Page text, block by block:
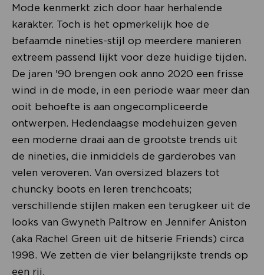
Mode kenmerkt zich door haar herhalende
karakter. Toch is het opmerkelijk hoe de
befaamde nineties-stijl op meerdere manieren
extreem passend lijkt voor deze huidige tijden.
De jaren '90 brengen ook anno 2020 een frisse
wind in de mode, in een periode waar meer dan
ooit behoefte is aan ongecompliceerde
ontwerpen. Hedendaagse modehuizen geven
een moderne draai aan de grootste trends uit
de nineties, die inmiddels de garderobes van
velen veroveren. Van oversized blazers tot
chuncky boots en leren trenchcoats;
verschillende stijlen maken een terugkeer uit de
looks van Gwyneth Paltrow en Jennifer Aniston
(aka Rachel Green uit de hitserie Friends) circa
1998. We zetten de vier belangrijkste trends op
een rij.